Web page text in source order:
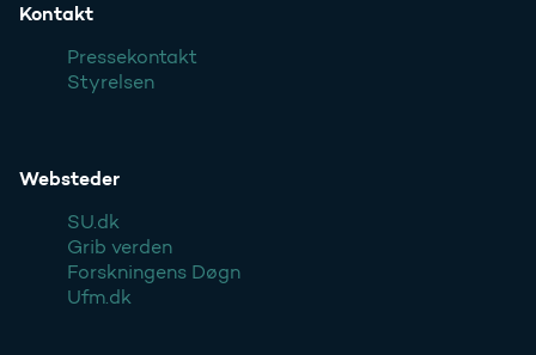
Kontakt
Pressekontakt
Styrelsen
Websteder
SU.dk
Grib verden
Forskningens Døgn
Ufm.dk